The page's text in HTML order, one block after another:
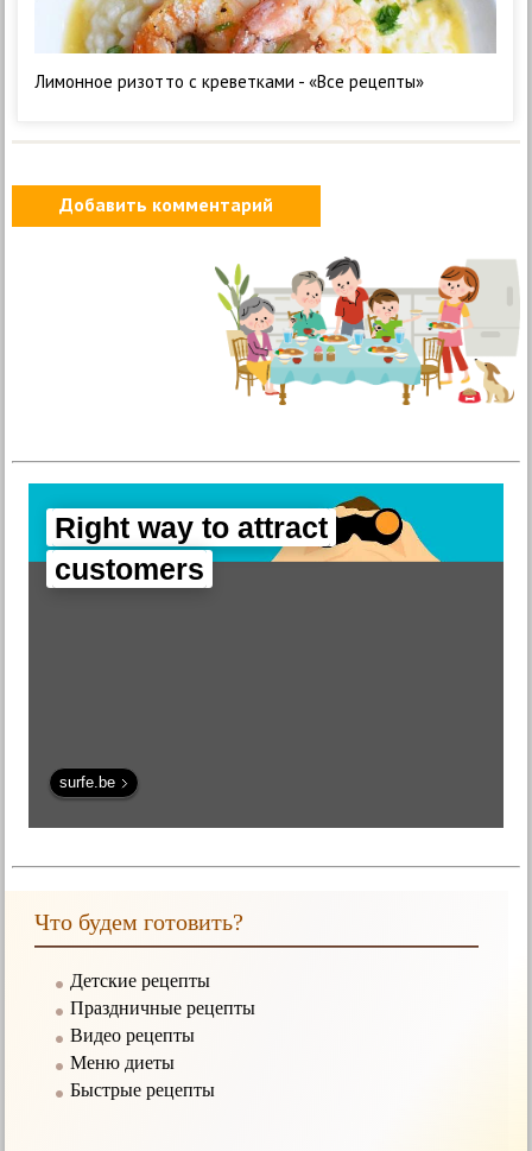
Лимонное ризотто с креветками - «Все рецепты»
Добавить комментарий
Right way to attract
customers
surfe.be
Что будем готовить?
Детские рецепты
Праздничные рецепты
Видео рецепты
Меню диеты
Быстрые рецепты